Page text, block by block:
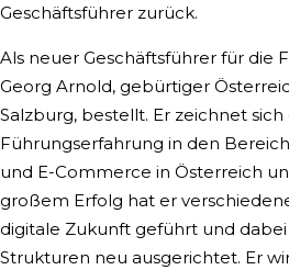
Geschäftsführer zurück.
Als neuer Geschäftsführer für die
Georg Arnold, gebürtiger
Salzburg, bestellt. Er zeichnet
Führungserfahrung in den
und E-Commerce in Österreich
großem Erfolg hat er
digitale Zukunft geführt und dabei
Strukturen neu ausgerichtet. Er